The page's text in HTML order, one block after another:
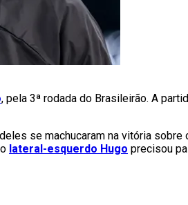
, pela 3ª rodada do Brasileirão. A
se machucaram na vitória sobre
lateral-esquerdo Hugo precisou